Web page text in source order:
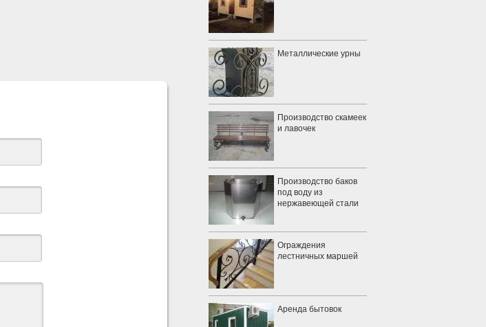
Металлические урны
Производство скамеек
и лавочек
Производство баков
под воду из
нержавеющей стали
Ограждения
лестничных маршей
Аренда бытовок